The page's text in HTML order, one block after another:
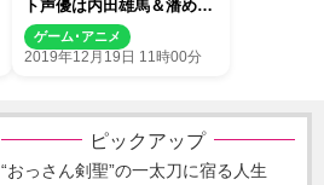
ト声優は内田雄馬＆潘めぐ
みゲーム･アニメ
2019年12月19日 11時00分
ピックアップ
“おっさん剣聖”の一太刀に宿る人生